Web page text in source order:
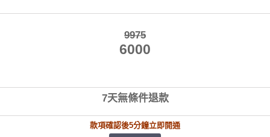
9975
6000
7天無條件退款
款項確認後5分鐘立即開通